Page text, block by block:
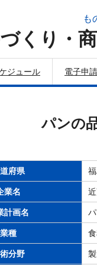
も
くり・
ジュール 電子申請
パンの
府県
業名
計画名
業種
分野